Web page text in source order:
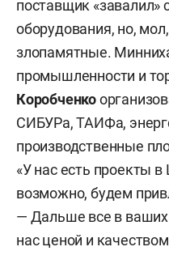
поставщик «завалил»
оборудования, но,
злопамятные.
промышленности и
Коробченко
СИБУРа, ТАИФа,
производственные
«У нас есть проекты
возможно, будем
— Дальше все в ваших
нас ценой и